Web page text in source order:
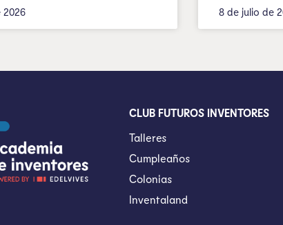
2026 8 de julio de
CLUB FUTUROS INVENTORES
Talleres
Cumpleaños
Colonias
Inventaland